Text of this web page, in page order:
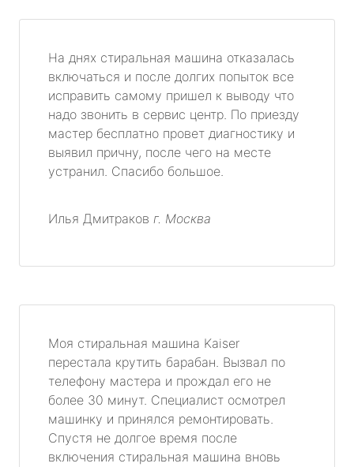
На днях стиральная машина отказалась
включаться и после долгих попыток все
исправить самому пришел к выводу что
надо звонить в сервис центр. По приезду
мастер бесплатно провет диагностику и
выявил причну, после чего на месте
устранил. Спасибо большое.
Илья Дмитраков г. Москва
Моя стиральная машина Kaiser
перестала крутить барабан. Вызвал по
телефону мастера и прождал его не
более 30 минут. Специалист осмотрел
машинку и принялся ремонтировать.
Спустя не долгое время после
включения стиральная машина вновь